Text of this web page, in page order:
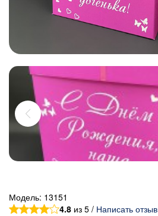
Модель: 13151
4.8 из 5 / Написать отзыв